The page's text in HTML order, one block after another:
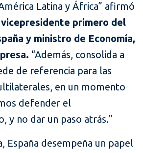
Latina y África” afirmó
vicepresidente primero del
y ministro de Economía,
“Además, consolida a
de referencia para las
en un momento
defender el
y no dar un paso atrás."
España desempeña un papel